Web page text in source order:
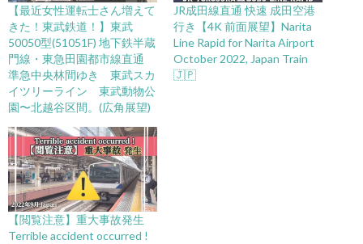
【最近女性運転士さん増えて
きた！東武鉄道！】東武
50050型(51051F) 地下鉄半蔵
門線・東急田園都市線直通
準急中央林間ゆき 東武スカ
イツリーライン 東武動物公
園〜北越谷区間。(広角展望)
JR成田線直通 快速 成田空港
行き【4K 前面展望】Narita
Line Rapid for Narita Airport
October 2022, Japan Train
🇯🇵
【閲覧注意】重大事故発生
Terrible accident occurred !